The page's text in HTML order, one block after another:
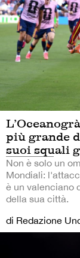
più grande
suoi squali
Non è solo un
Mondiali:
è un valenciano
della sua città.
di Redazione